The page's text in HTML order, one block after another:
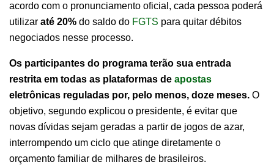
acordo com o pronunciamento oficial, cada pessoa poderá
utilizar até 20% do saldo do FGTS para quitar débitos
negociados nesse processo.
Os participantes do programa terão sua entrada
restrita em todas as plataformas de apostas
eletrônicas reguladas por, pelo menos, doze meses. O
objetivo, segundo explicou o presidente, é evitar que
novas dívidas sejam geradas a partir de jogos de azar,
interrompendo um ciclo que atinge diretamente o
orçamento familiar de milhares de brasileiros.